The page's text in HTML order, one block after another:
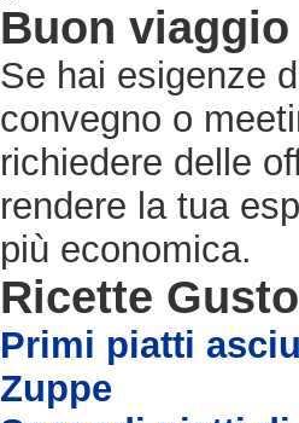
Buon viaggio
Se hai esigenze
convegno o
richiedere delle
rendere la tua
più economica.
Ricette
Primi piatti
Zuppe